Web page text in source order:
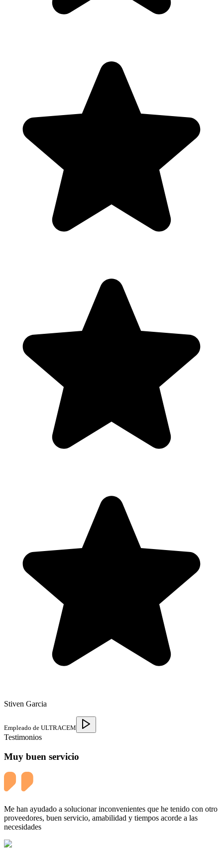
Stiven Garcia
Empleado de ULTRACEM
Testimonios
Muy buen servicio
Me han ayudado a solucionar inconvenientes que he tenido con otro
proveedores, buen servicio, amabilidad y tiempos acorde a las
necesidades